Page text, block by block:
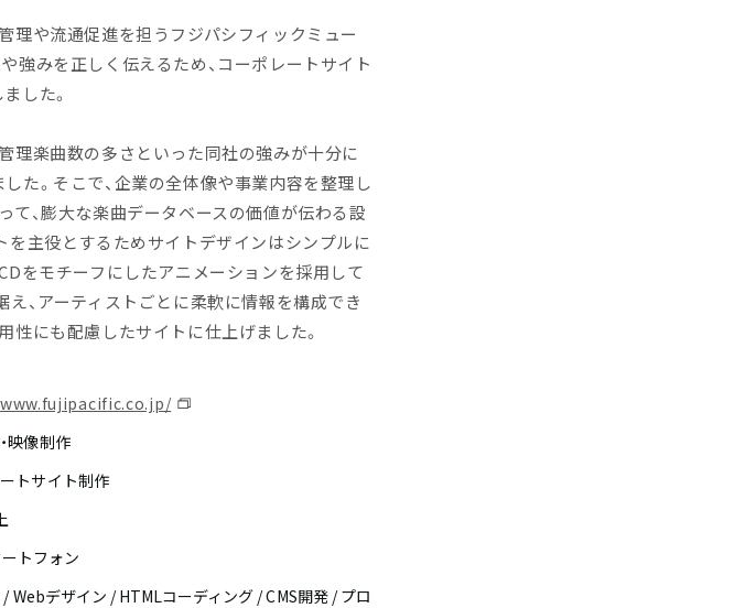
理や流通促進を担うフジパシフィックミュー
強みを正しく伝えるため、コーポレートサイト
した。
理楽曲数の多さといった同社の強みが十分に
た。そこで、企業の全体像や事業内容を整理し
て、膨大な楽曲データベースの価値が伝わる設
を主役とするためサイトデザインはシンプルに
をモチーフにしたアニメーションを採用して
え、アーティストごとに柔軟に情報を構成でき
性にも配慮したサイトに仕上げました。
映像制作
トサイト制作
トフォン
Webデザイン / HTMLコーディング / CMS開発 / プロ